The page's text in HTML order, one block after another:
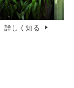
詳しく知る